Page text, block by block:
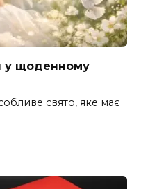
у щоденному
свято, яке має